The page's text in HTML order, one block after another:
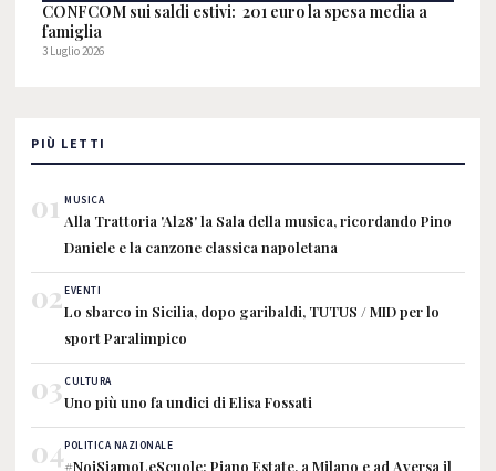
CONFCOM sui saldi estivi: 201 euro la spesa media a
famiglia
3 Luglio 2026
PIÙ LETTI
01 MUSICA
Alla Trattoria 'Al28' la Sala della musica, ricordando Pino
Daniele e la canzone classica napoletana
02EVENTI
Lo sbarco in Sicilia, dopo garibaldi, TUTUS / MID per lo
sport Paralimpico
03CULTURA
Uno più uno fa undici di Elisa Fossati
04POLITICA NAZIONALE
#NoiSiamoLeScuole: Piano Estate, a Milano e ad Aversa il